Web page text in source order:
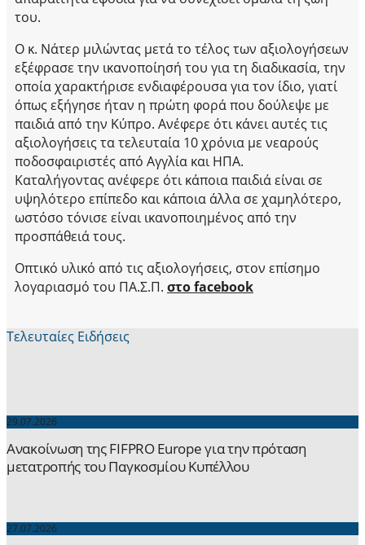
του.
Ο κ. Νάτερ μιλώντας μετά το τέλος των αξιολογήσεων
εξέφρασε την ικανοποίησή του για τη διαδικασία, την
οποία χαρακτήρισε ενδιαφέρουσα για τον ίδιο, γιατί
όπως εξήγησε ήταν η πρώτη φορά που δούλεψε με
παιδιά από την Κύπρο. Ανέφερε ότι κάνει αυτές τις
αξιολογήσεις τα τελευταία 10 χρόνια με νεαρούς
ποδοσφαιριστές από Αγγλία και ΗΠΑ.
Καταλήγοντας ανέφερε ότι κάποια παιδιά είναι σε
υψηλότερο επίπεδο και κάποια άλλα σε χαμηλότερο,
ωστόσο τόνισε είναι ικανοποιημένος από την
προσπάθειά τους.
Οπτικό υλικό από τις αξιολογήσεις, στον επίσημο
λογαριασμό του ΠΑ.Σ.Π. στο facebook
Τελευταίες Ειδήσεις
29.07.2026
Ανακοίνωση της FIFPRO Europe για την πρόταση
μετατροπής του Παγκοσμίου Κυπέλλου
27.07.2026